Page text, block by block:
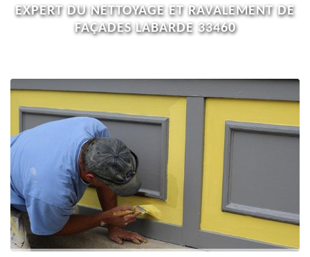
EXPERT DU NETTOYAGE ET RAVALEMENT DE
FAÇADES LABARDE 33460